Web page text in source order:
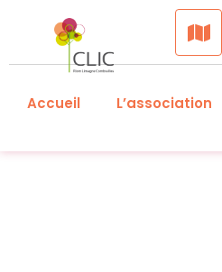
Accueil L’association